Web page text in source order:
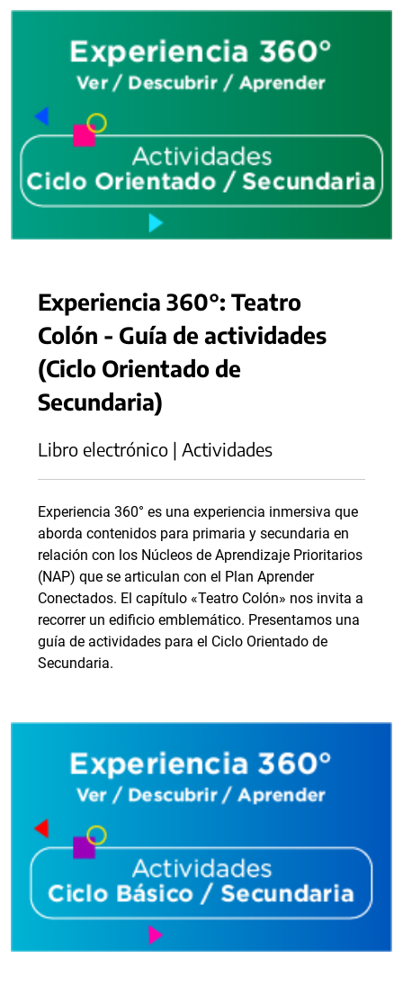
Experiencia 360°: Teatro
Colón - Guía de actividades
(Ciclo Orientado de
Secundaria)
Libro electrónico | Actividades
Experiencia 360° es una experiencia inmersiva que
aborda contenidos para primaria y secundaria en
relación con los Núcleos de Aprendizaje Prioritarios
(NAP) que se articulan con el Plan Aprender
Conectados. El capítulo «Teatro Colón» nos invita a
recorrer un edificio emblemático. Presentamos una
guía de actividades para el Ciclo Orientado de
Secundaria.